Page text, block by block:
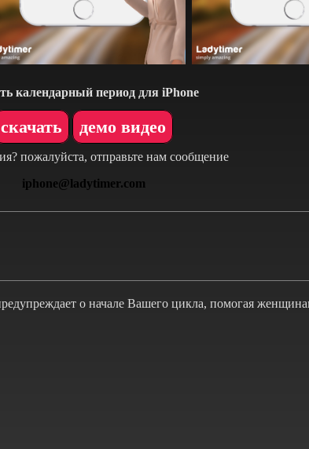
календарный период для iPhone
скачать демо видео
пожалуйста, отправьте нам сообщение
iphone@ladytimer.com
о начале Вашего цикла, помогая